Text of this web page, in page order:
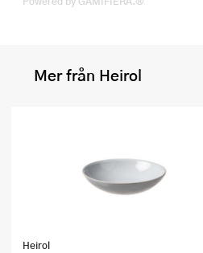
Mer från Heirol
Heirol